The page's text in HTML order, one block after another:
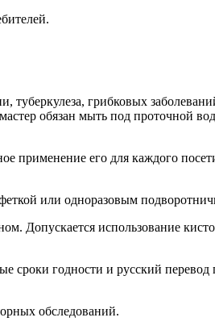
грибковых
обязан мыть под проточной
применение его для каждого
или одноразовым
Допускается использование
сроки годности и русский перевод
обследований.